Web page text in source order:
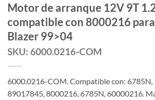
Motor de arranque 12V 9T
compatible con 8000216
Blazer 99>04
SKU: 6000.0216-COM
6000.0216-COM. Compatible con: 6785N,
89017845, 8000216, 6785N, 60000216.